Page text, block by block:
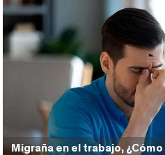
Migraña en el trabajo,